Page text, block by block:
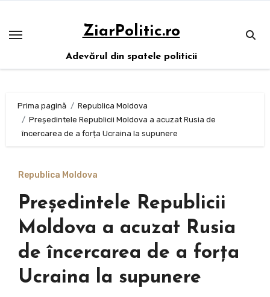
conținut
ZiarPolitic.ro
Adevărul din spatele politicii
Prima pagină
Republica Moldova
Președintele Republicii Moldova a acuzat Rusia de
încercarea de a forța Ucraina la supunere
Republica Moldova
Președintele Republicii
Moldova a acuzat Rusia
de încercarea de a forța
Ucraina la supunere